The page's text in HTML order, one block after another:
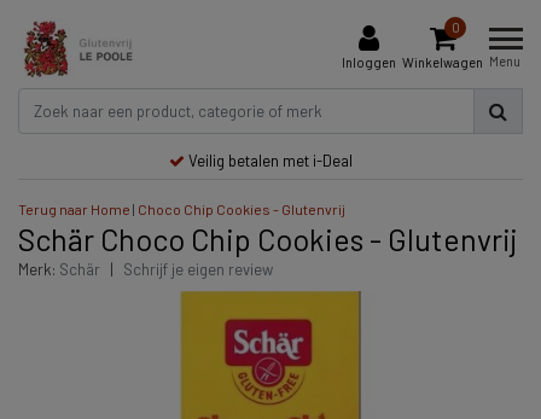
Inloggen
0
Winkelwagen Menu
Veilig betalen met i-Deal
Terug naar Home | Choco Chip Cookies - Glutenvrij
Schär Choco Chip Cookies - Glutenvrij
Merk: Schär | Schrijf je eigen review